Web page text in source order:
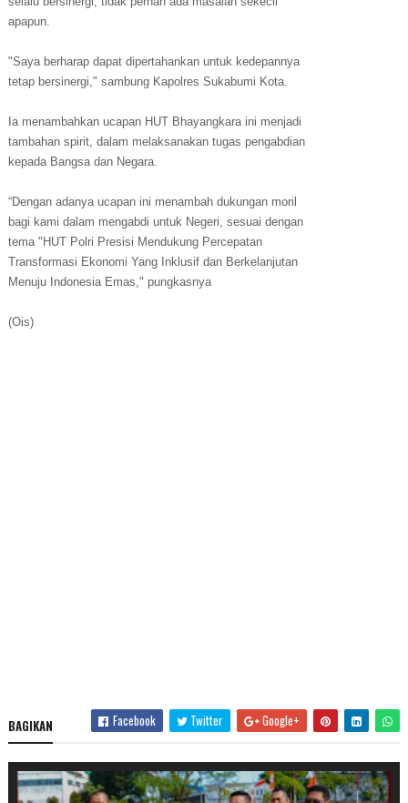
apapun.
"Saya berharap dapat dipertahankan untuk kedepannya
tetap bersinergi," sambung Kapolres Sukabumi Kota.
Ia menambahkan ucapan HUT Bhayangkara ini menjadi
tambahan spirit, dalam melaksanakan tugas pengabdian
kepada Bangsa dan Negara.
“Dengan adanya ucapan ini menambah dukungan moril
bagi kami dalam mengabdi untuk Negeri, sesuai dengan
tema "HUT Polri Presisi Mendukung Percepatan
Transformasi Ekonomi Yang Inklusif dan Berkelanjutan
Menuju Indonesia Emas," pungkasnya
(Ois)
BAGIKAN Facebook Twitter Google+